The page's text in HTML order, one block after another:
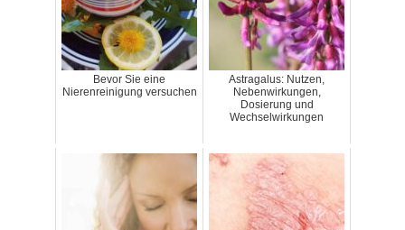
Bevor Sie eine
Nierenreinigung versuchen
Astragalus: Nutzen,
Nebenwirkungen,
Dosierung und
Wechselwirkungen